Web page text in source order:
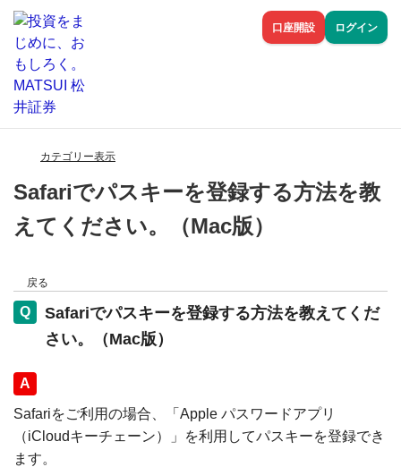
口座開設 ログイン
カテゴリー表示
Safariでパスキーを登録する方法を教
えてください。（Mac版）
戻る
Safariでパスキーを登録する方法を教えてくだ
さい。（Mac版）
回答
Safariをご利用の場合、「Apple パスワードアプリ
（iCloudキーチェーン）」を利用してパスキーを登録でき
ます。